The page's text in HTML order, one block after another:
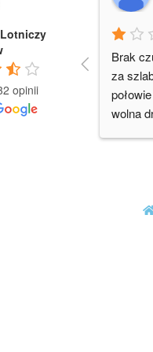
opinii
Brak
za
wolna